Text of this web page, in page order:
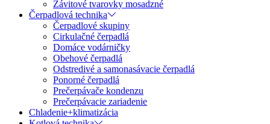
Závitové tvarovky mosadzné
Čerpadlová technika
Čerpadlové skupiny
Cirkulačné čerpadlá
Domáce vodárničky
Obehové čerpadlá
Odstredivé a samonasávacie čerpadlá
Ponorné čerpadlá
Prečerpávače kondenzu
Prečerpávacie zariadenie
Chladenie+klimatizácia